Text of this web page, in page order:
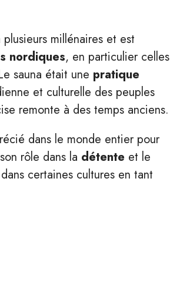
millénaires et est
nordiques, en particulier celles
sauna était une pratique
et culturelle des peuples
remonte à des temps anciens.
dans le monde entier pour
rôle dans la détente et le
certaines cultures en tant